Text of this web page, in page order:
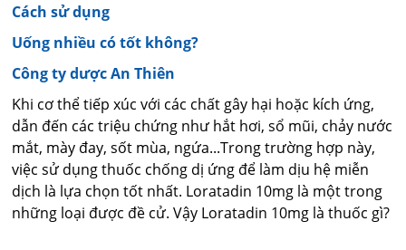
Cách sử dụng
Uống nhiều có tốt không?
Công ty dược An Thiên
Khi cơ thể tiếp xúc với các chất gây hại hoặc kích ứng,
dẫn đến các triệu chứng như hắt hơi, sổ mũi, chảy nước
mắt, mày đay, sốt mùa, ngứa...Trong trường hợp này,
việc sử dụng thuốc chống dị ứng để làm dịu hệ miễn
dịch là lựa chọn tốt nhất. Loratadin 10mg là một trong
những loại được đề cử. Vậy Loratadin 10mg là thuốc gì?